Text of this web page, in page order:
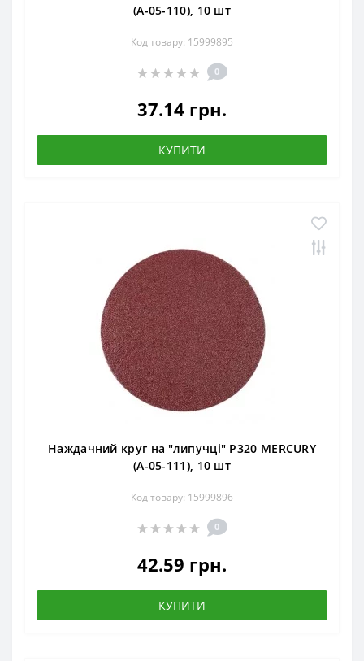
(А-05-110), 10 шт
Код товару: 15999895
0
37.14 грн.
КУПИТИ
Наждачний круг на "липучці" Р320 MERCURY
(А-05-111), 10 шт
Код товару: 15999896
0
42.59 грн.
КУПИТИ